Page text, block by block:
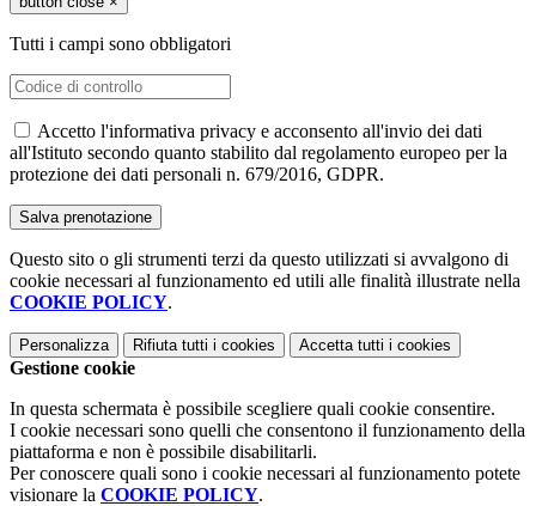
Tutti i campi sono obbligatori
Accetto l'informativa privacy e acconsento all'invio dei dati
all'Istituto secondo quanto stabilito dal regolamento europeo per la
protezione dei dati personali n. 679/2016, GDPR.
Questo sito o gli strumenti terzi da questo utilizzati si avvalgono di
cookie necessari al funzionamento ed utili alle finalità illustrate nella
COOKIE POLICY.
Personalizza Rifiuta tutti i cookies Accetta tutti i cookies
Gestione cookie
In questa schermata è possibile scegliere quali cookie consentire.
I cookie necessari sono quelli che consentono il funzionamento della
piattaforma e non è possibile disabilitarli.
Per conoscere quali sono i cookie necessari al funzionamento potete
visionare la COOKIE POLICY.